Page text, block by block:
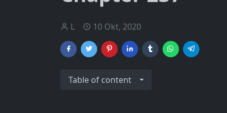
L 10 Okt, 2020
Table of content